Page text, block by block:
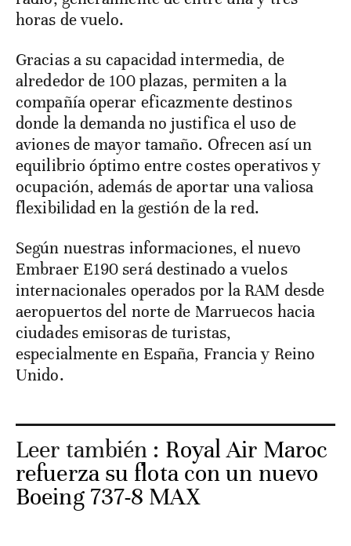
horas de vuelo.
Gracias a su capacidad intermedia, de
alrededor de 100 plazas, permiten a la
compañía operar eficazmente destinos
donde la demanda no justifica el uso de
aviones de mayor tamaño. Ofrecen así un
equilibrio óptimo entre costes operativos y
ocupación, además de aportar una valiosa
flexibilidad en la gestión de la red.
Según nuestras informaciones, el nuevo
Embraer E190 será destinado a vuelos
internacionales operados por la RAM desde
aeropuertos del norte de Marruecos hacia
ciudades emisoras de turistas,
especialmente en España, Francia y Reino
Unido.
Leer también : Royal Air Maroc
refuerza su flota con un nuevo
Boeing 737-8 MAX